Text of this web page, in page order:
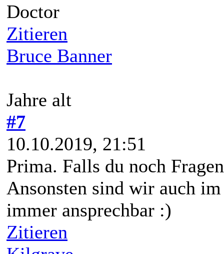
Doctor
Zitieren
Bruce Banner
Jahre alt
#7
10.10.2019, 21:51
Prima. Falls du noch
Ansonsten sind wir auch
immer ansprechbar :)
Zitieren